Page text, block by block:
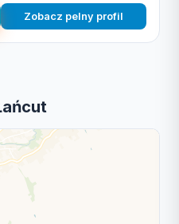
Zobacz pelny profil